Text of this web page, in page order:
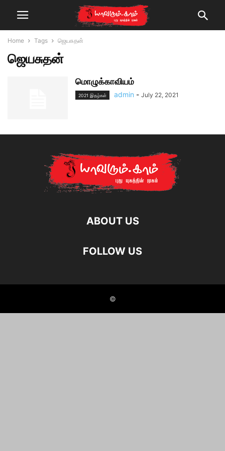
Home Tags ஜெயசுதன்
ஜெயசுதன்
மொழுக்காவியம்
2021 இதழ்கள் admin - July 22, 2021
ABOUT US
FOLLOW US
©